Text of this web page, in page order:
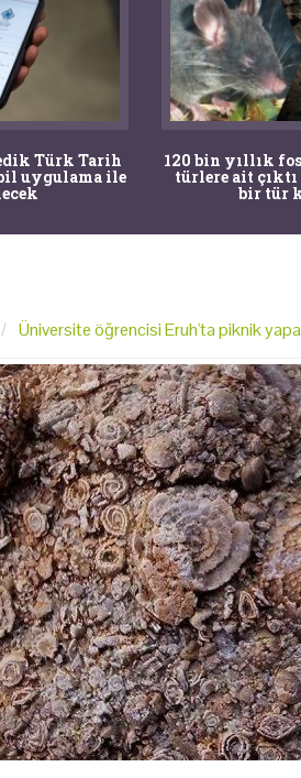
Türk Tarih
uygulama ile
120 bin yıllık
türlere ait
bir tür
Üniversite öğrencisi Eruh'ta piknik